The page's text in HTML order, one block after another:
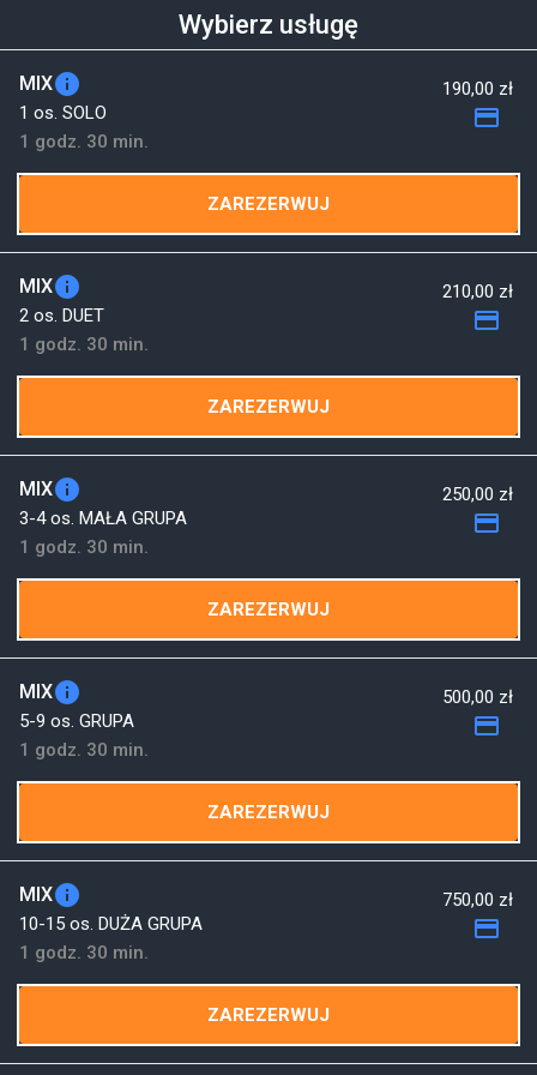
Wybierz usługę
MIXinfo
1 os. SOLO
1 godz. 30 min.
190,00 zł
payment
ZAREZERWUJ
MIXinfo
2 os. DUET
1 godz. 30 min.
210,00 zł
payment
ZAREZERWUJ
MIXinfo
3-4 os. MAŁA GRUPA
1 godz. 30 min.
250,00 zł
payment
ZAREZERWUJ
MIXinfo
5-9 os. GRUPA
1 godz. 30 min.
500,00 zł
payment
ZAREZERWUJ
MIXinfo
10-15 os. DUŻA GRUPA
1 godz. 30 min.
750,00 zł
payment
ZAREZERWUJ